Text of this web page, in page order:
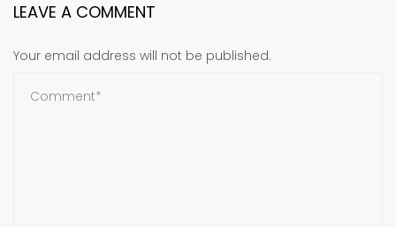
LEAVE A COMMENT
Your email address will not be published.